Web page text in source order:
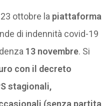
ottobre la piattaforma
di indennità covid-19
13 novembre. Si
con il decreto
stagionali,
(senza partita